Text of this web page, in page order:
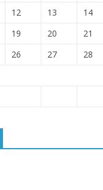
12 13 14
19 20 21
26 27 28